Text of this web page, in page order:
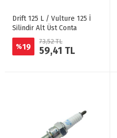
Drift 125 L / Vulture 125 İ
Silindir Alt Üst Conta
%19
73,52 TL
59,41 TL